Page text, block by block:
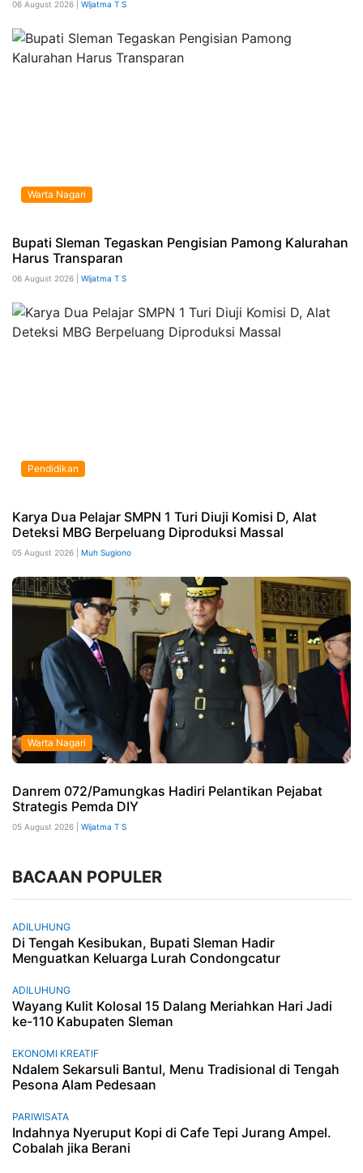
06 August 2026 | Wijatma T S
Warta Nagari
Bupati Sleman Tegaskan Pengisian Pamong Kalurahan
Harus Transparan
06 August 2026 | Wijatma T S
Pendidikan
Karya Dua Pelajar SMPN 1 Turi Diuji Komisi D, Alat
Deteksi MBG Berpeluang Diproduksi Massal
05 August 2026 | Muh Sugiono
Warta Nagari
Danrem 072/Pamungkas Hadiri Pelantikan Pejabat
Strategis Pemda DIY
05 August 2026 | Wijatma T S
BACAAN POPULER
ADILUHUNG
Di Tengah Kesibukan, Bupati Sleman Hadir
Menguatkan Keluarga Lurah Condongcatur
ADILUHUNG
Wayang Kulit Kolosal 15 Dalang Meriahkan Hari Jadi
ke-110 Kabupaten Sleman
EKONOMI KREATIF
Ndalem Sekarsuli Bantul, Menu Tradisional di Tengah
Pesona Alam Pedesaan
PARIWISATA
Indahnya Nyeruput Kopi di Cafe Tepi Jurang Ampel.
Cobalah jika Berani